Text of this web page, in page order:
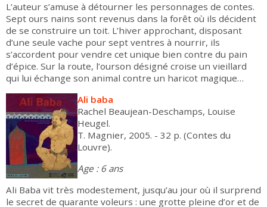
L’auteur s’amuse à détourner les personnages de contes.
Sept ours nains sont revenus dans la forêt où ils décident
de se construire un toit. L’hiver approchant, disposant
d’une seule vache pour sept ventres à nourrir, ils
s’accordent pour vendre cet unique bien contre du pain
d’épice. Sur la route, l’ourson désigné croise un vieillard
qui lui échange son animal contre un haricot magique…
Ali baba
Rachel Beaujean-Deschamps, Louise
Heugel.
T. Magnier, 2005. - 32 p. (Contes du
Louvre).
Age : 6 ans
Ali Baba vit très modestement, jusqu’au jour où il surprend
le secret de quarante voleurs : une grotte pleine d’or et de